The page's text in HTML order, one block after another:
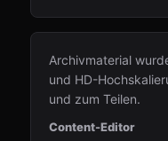
Archivmaterial
und HD-
und zum Teilen.
Content-Editor